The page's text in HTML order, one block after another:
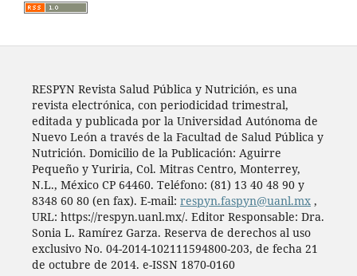
RESPYN Revista Salud Pública y Nutrición, es una
revista electrónica, con periodicidad trimestral,
editada y publicada por la Universidad Autónoma de
Nuevo León a través de la Facultad de Salud Pública y
Nutrición. Domicilio de la Publicación: Aguirre
Pequeño y Yuriria, Col. Mitras Centro, Monterrey,
N.L., México CP 64460. Teléfono: (81) 13 40 48 90 y
8348 60 80 (en fax). E-mail: respyn.faspyn@uanl.mx,
URL: https://respyn.uanl.mx/. Editor Responsable: Dra.
Sonia L. Ramírez Garza. Reserva de derechos al uso
exclusivo No. 04-2014-102111594800-203, de fecha 21
de octubre de 2014. e-ISSN 1870-0160